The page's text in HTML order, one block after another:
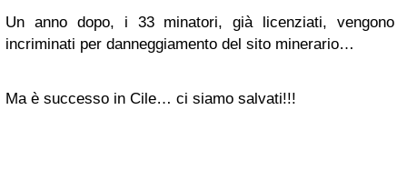
Un anno dopo, i 33 minatori, già licenziati, vengono
incriminati per danneggiamento del sito minerario…
Ma è successo in Cile… ci siamo salvati!!!